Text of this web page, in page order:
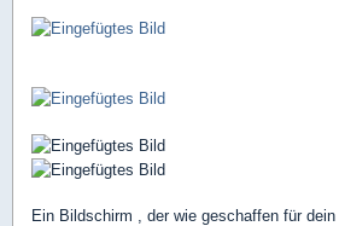
Ein Bildschirm , der wie geschaffen für